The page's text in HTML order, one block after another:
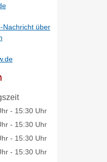
Nachricht über
- 15:30 Uhr
- 15:30 Uhr
- 15:30 Uhr
- 15:30 Uhr